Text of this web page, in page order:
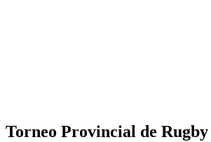
Torneo Provincial de Rugby